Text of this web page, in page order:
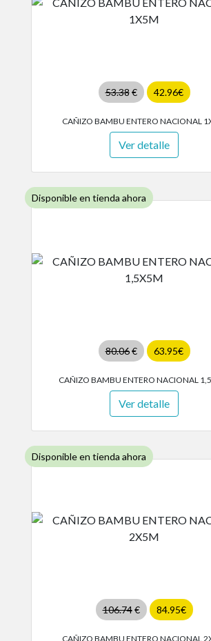
53.38€ 42.96€
CAÑIZO BAMBU ENTERO NACIONAL
Ver detalle
Disponible en tienda ahora
80.06€ 63.95€
CAÑIZO BAMBU ENTERO NACIONAL
Ver detalle
Disponible en tienda ahora
106.74€ 84.95€
CAÑIZO BAMBU ENTERO NACIONAL